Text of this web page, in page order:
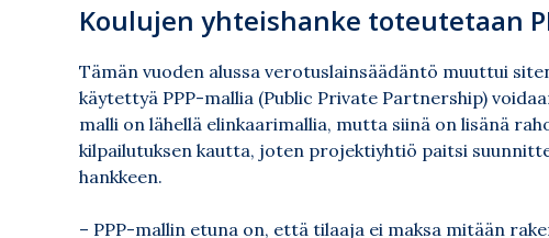
Koulujen yhteishanke toteutetaan
Tämän vuoden alussa verotuslainsäädäntö muuttui
käytettyä PPP-mallia (Public Private Partnership)
malli on lähellä elinkaarimallia, mutta siinä on lisänä
kilpailutuksen kautta, joten projektiyhtiö paitsi
hankkeen.
– PPP-mallin etuna on, että tilaaja ei maksa mitään